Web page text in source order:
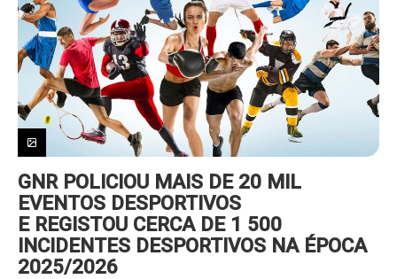
GNR POLICIOU MAIS DE 20 MIL
EVENTOS DESPORTIVOS
E REGISTOU CERCA DE 1 500
INCIDENTES DESPORTIVOS NA ÉPOCA
2025/2026